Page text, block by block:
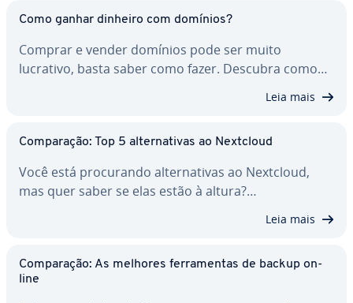
Como ganhar dinheiro com domínios?
Comprar e vender domínios pode ser muito
lucrativo, basta saber como fazer. Descubra como…
Leia mais
Com­pa­ra­ção: Top 5 al­ter­na­ti­vas ao Nextcloud
Você está pro­cu­rando al­ter­na­ti­vas ao Nextcloud,
mas quer saber se elas estão à altura?…
Leia mais
Com­pa­ra­ção: As melhores fer­ra­men­tas de backup on-
line